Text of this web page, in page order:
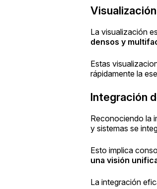
La visualización
densos y
Estas
rápidamente la
Integración
Reconociendo la
y sistemas se
Esto implica
una visión
La integración